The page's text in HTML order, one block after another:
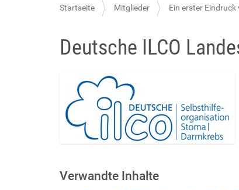
S
e
r
Startseite Mitglieder Ein erster
Deutsche ILCO
Verwandte Inhalte